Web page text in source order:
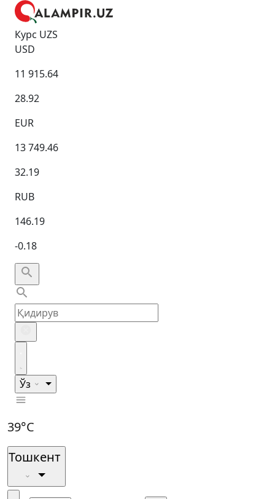
Курс UZS
USD
11 915.64
28.92
EUR
13 749.46
32.19
RUB
146.19
-0.18
Ўз
39°C
Тошкент